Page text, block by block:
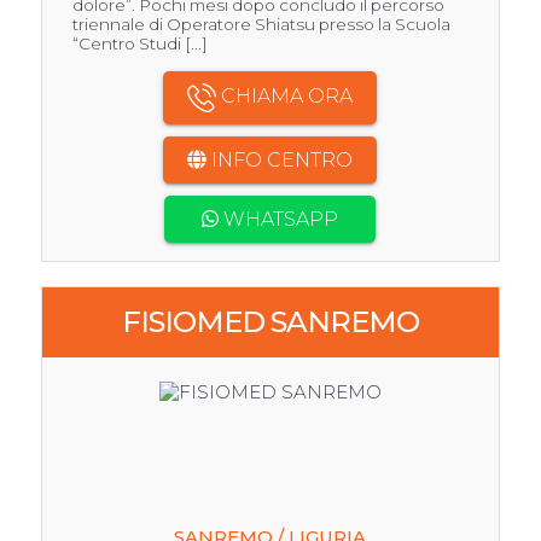
dolore”. Pochi mesi dopo concludo il percorso
triennale di Operatore Shiatsu presso la Scuola
“Centro Studi [...]
CHIAMA ORA
INFO CENTRO
WHATSAPP
FISIOMED SANREMO